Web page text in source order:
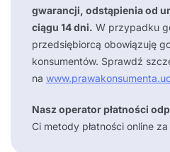
gwarancji, odstąpienia od
ciągu 14 dni. W przypadku
przedsiębiorcą obowiązuję
konsumentów. Sprawdź
na
Nasz operator płatności
Ci metody płatności online